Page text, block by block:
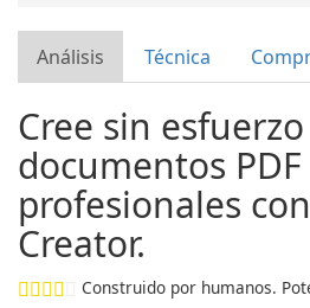
Análisis Técnica
Cree sin esfuerzo
documentos PDF
profesionales
Creator.
Construido por humanos.